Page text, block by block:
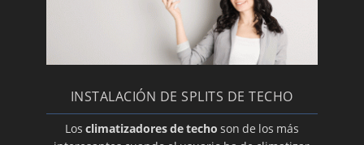
Placas electrónicas nuevas
Instalamos su equipo Panasonic
Reparación del termostato de su aire
Instalamos su aire Toshiba
INSTALACIÓN DE SPLITS DE TECHO
Los climatizadores de techo son de los más